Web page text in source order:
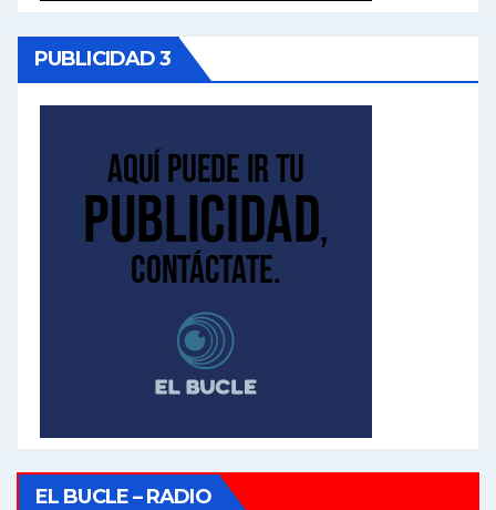
PUBLICIDAD 3
EL BUCLE – RADIO